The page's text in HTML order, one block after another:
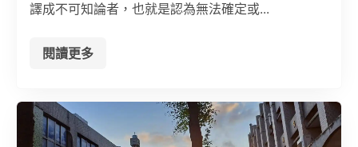
譯成不可知論者，也就是認為無法確定或...
閱讀更多